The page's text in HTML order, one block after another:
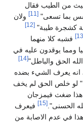
من الطيب فقال
نفس بما تسعى" [11]
ولان
كشجرة طيبة" [12]
فشبه كلا منهما
ومما يوقدون عليه في
الحق والباطل"[14]
انه يعرف الشيء بضده
" لو خلص الحق لم يخف
ضغث فيمزجان
الحسنى". [15]
فيعرف
هذا في عدم الاصابة من